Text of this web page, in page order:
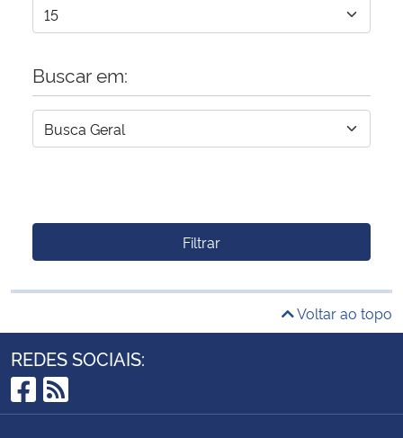
Buscar em:
Filtrar
Voltar ao topo
REDES SOCIAIS:
Facebook
RSS